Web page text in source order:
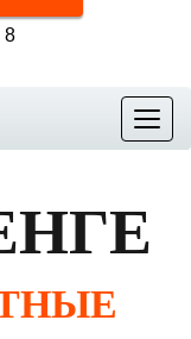
8
Меню